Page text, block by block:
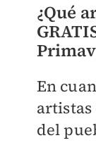
¿Qué
En
artistas
del